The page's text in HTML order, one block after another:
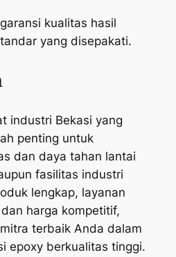
kualitas hasil
yang disepakati.
industri Bekasi yang
penting untuk
dan daya tahan lantai
fasilitas industri
lengkap, layanan
harga kompetitif,
terbaik Anda dalam
epoxy berkualitas tinggi.